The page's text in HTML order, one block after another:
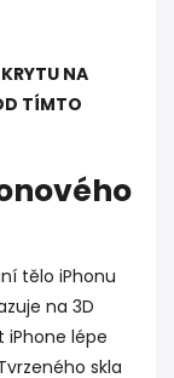
NA
TÍMTO
tělo iPhonu
na 3D
lépe
skla